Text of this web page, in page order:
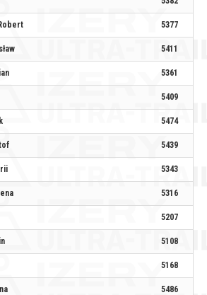
5377
5411
5361
5409
5474
5439
5343
5316
5207
5108
5168
5486